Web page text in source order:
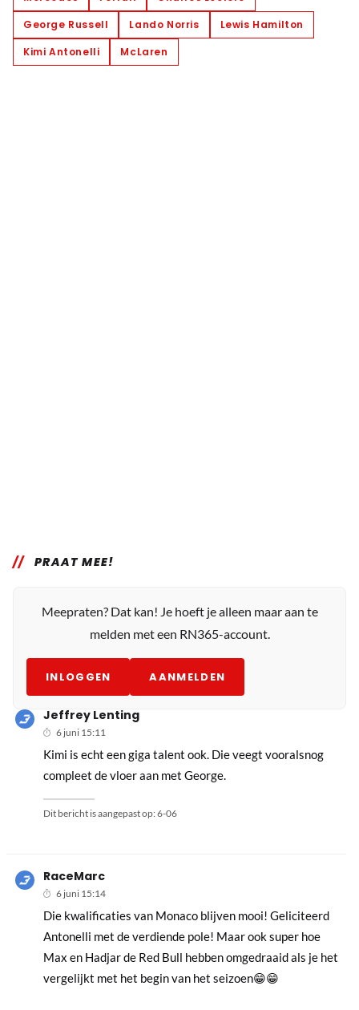
George Russell
Lando Norris
Lewis Hamilton
Kimi Antonelli
McLaren
PRAAT MEE!
Meepraten? Dat kan! Je hoeft je alleen maar aan te
melden met een RN365-account.
INLOGGEN AANMELDEN
Jeffrey Lenting
6 juni 15:11
Kimi is echt een giga talent ook. Die veegt vooralsnog
compleet de vloer aan met George.
Dit bericht is aangepast op:6-06
RaceMarc
6 juni 15:14
Die kwalificaties van Monaco blijven mooi! Geliciteerd
Antonelli met de verdiende pole! Maar ook super hoe
Max en Hadjar de Red Bull hebben omgedraaid als je het
vergelijkt met het begin van het seizoen😁😁